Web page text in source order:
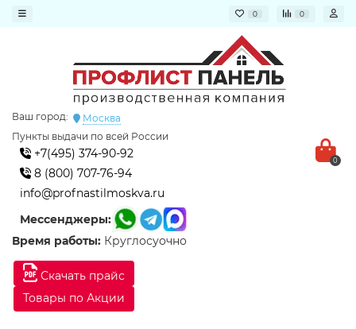
0 0
Скачать прайс
Товары по Акции
Ваш город:
Москва
Пункты выдачи по всей России
+7(495) 374-90-92
8 (800) 707-76-94
info@profnastilmoskva.ru
Мессенджеры:
Время работы: Круглосуочно
0